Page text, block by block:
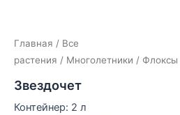
Главная / Все
растения / Многолетники / Флоксы
Звездочет
Контейнер: 2 л